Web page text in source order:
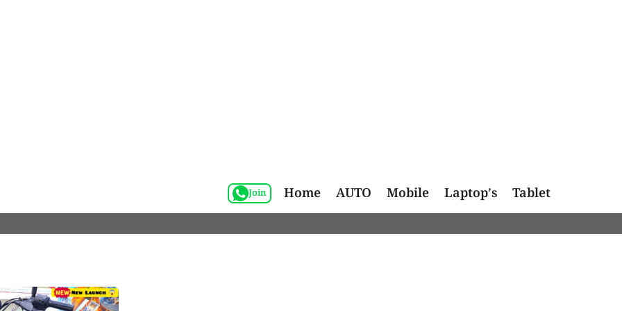
Join Home AUTO Mobile Laptop’s Tablet